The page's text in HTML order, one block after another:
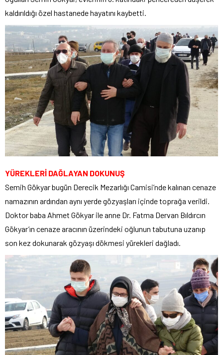
kaldırıldığı özel hastanede hayatını kaybetti.
YÜREKLERİ DAĞLAYAN DOKUNUŞ
Semih Gökyar bugün Derecik Mezarlığı Camisi’nde kalınan cenaze
namazının ardından aynı yerde gözyaşları içinde toprağa verildi.
Doktor baba Ahmet Gökyar ile anne Dr. Fatma Dervan Bıldırcın
Gökyar’ın cenaze aracının üzerindeki oğlunun tabutuna uzanıp
son kez dokunarak gözyaşı dökmesi yürekleri dağladı.